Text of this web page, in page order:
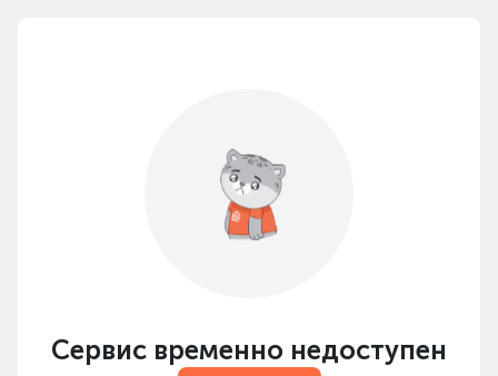
Сервис временно недоступен